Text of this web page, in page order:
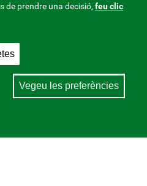
de prendre una decisió, feu clic
Vegeu les preferències